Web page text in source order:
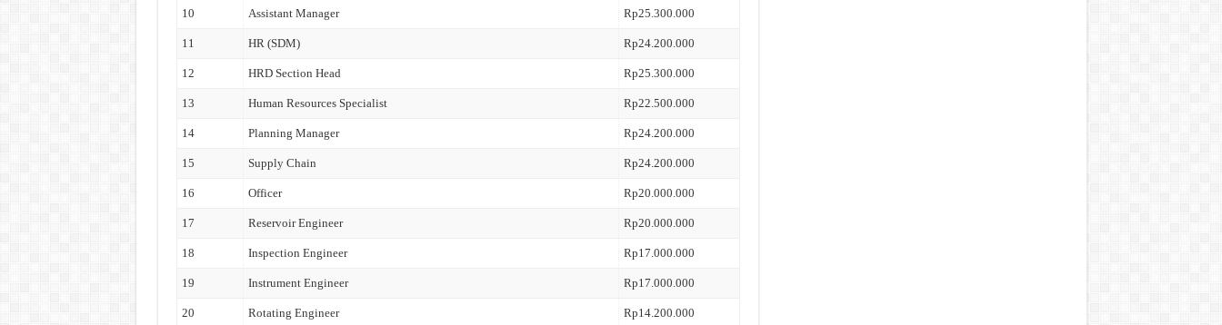
10 Assistant Manager Rp25.300.000
11 HR (SDM) Rp24.200.000
12 HRD Section Head Rp25.300.000
13 Human Resources Specialist Rp22.500.000
14 Planning Manager Rp24.200.000
15 Supply Chain Rp24.200.000
16 Officer Rp20.000.000
17 Reservoir Engineer Rp20.000.000
18 Inspection Engineer Rp17.000.000
19 Instrument Engineer Rp17.000.000
20 Rotating Engineer Rp14.200.000